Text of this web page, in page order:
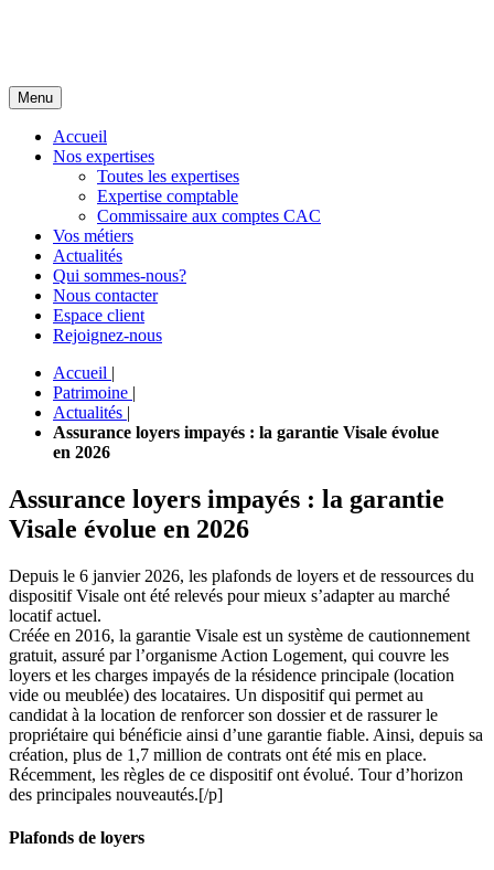
Menu
Accueil
Nos expertises
Toutes les expertises
Expertise comptable
Commissaire aux comptes CAC
Vos métiers
Actualités
Qui sommes-nous?
Nous contacter
Espace client
Rejoignez-nous
Accueil |
Patrimoine |
Actualités |
Assurance loyers impayés : la garantie Visale évolue
en 2026
Assurance loyers impayés : la garantie
Visale évolue en 2026
Depuis le 6 janvier 2026, les plafonds de loyers et de ressources du
dispositif Visale ont été relevés pour mieux s’adapter au marché
locatif actuel.
Créée en 2016, la garantie Visale est un système de cautionnement
gratuit, assuré par l’organisme Action Logement, qui couvre les
loyers et les charges impayés de la résidence principale (location
vide ou meublée) des locataires. Un dispositif qui permet au
candidat à la location de renforcer son dossier et de rassurer le
propriétaire qui bénéficie ainsi d’une garantie fiable. Ainsi, depuis sa
création, plus de 1,7 million de contrats ont été mis en place.
Récemment, les règles de ce dispositif ont évolué. Tour d’horizon
des principales nouveautés.[/p]
Plafonds de loyers